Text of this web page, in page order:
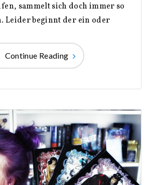
sammelt sich doch immer so
Leider beginnt der ein oder
Continue Reading